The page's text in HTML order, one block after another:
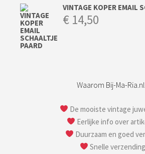
VINTAGE KOPER EMAIL
€ 14,50
Waarom Bij-Ma-
De mooiste vintage
Eerlijke info over
Duurzaam en goed
Snelle verzending